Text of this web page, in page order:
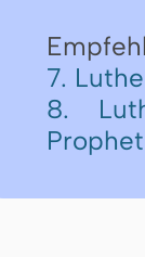
7.
8.